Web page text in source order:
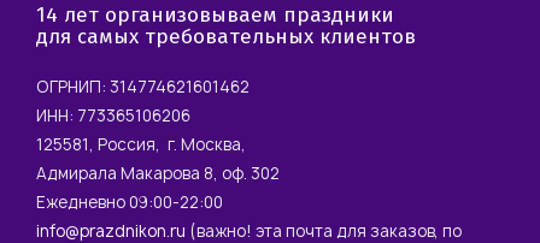
14 лет организовываем праздники
для самых требовательных клиентов
ОГРНИП: 314774621601462
ИНН: 773365106206
125581, Россия, г. Москва,
Адмирала Макарова 8, оф. 302
Ежедневно 09:00-22:00
info@prazdnikon.ru (важно! эта почта для заказов, по